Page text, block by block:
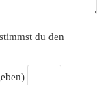
du den